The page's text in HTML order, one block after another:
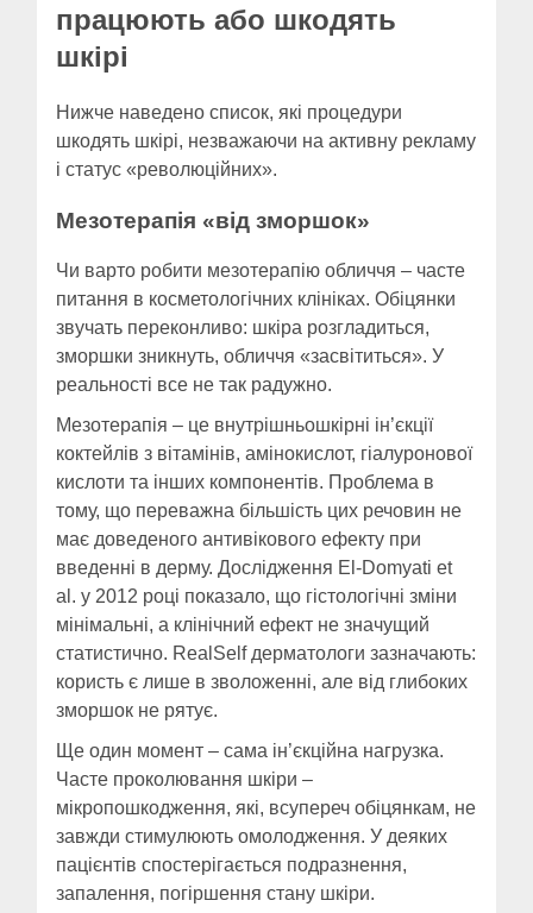
працюють або шкодять
шкірі
Нижче наведено список, які процедури
шкодять шкірі, незважаючи на активну рекламу
і статус «революційних».
Мезотерапія «від зморшок»
Чи варто робити мезотерапію обличчя – часте
питання в косметологічних клініках. Обіцянки
звучать переконливо: шкіра розгладиться,
зморшки зникнуть, обличчя «засвітиться». У
реальності все не так радужно.
Мезотерапія – це внутрішньошкірні ін’єкції
коктейлів з вітамінів, амінокислот, гіалуронової
кислоти та інших компонентів. Проблема в
тому, що переважна більшість цих речовин не
має доведеного антивікового ефекту при
введенні в дерму. Дослідження El-Domyati et
al. у 2012 році показало, що гістологічні зміни
мінімальні, а клінічний ефект не значущий
статистично. RealSelf дерматологи зазначають:
користь є лише в зволоженні, але від глибоких
зморшок не рятує.
Ще один момент – сама ін’єкційна нагрузка.
Часте проколювання шкіри –
мікропошкодження, які, всупереч обіцянкам, не
завжди стимулюють омолодження. У деяких
пацієнтів спостерігається подразнення,
запалення, погіршення стану шкіри.